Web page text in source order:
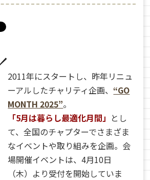
2011年にスタートし、昨年リニュ
ーアルしたチャリティ企画、“GO
MONTH 2025”。
「5月は暮らし最適化月間」 とし
て、全国のチャプターでさまざま
なイベントや取り組みを企画。会
場開催イベントは、4月10日
（木）より受付を開始していま